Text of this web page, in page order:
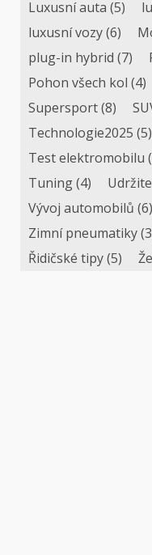
Luxusní auta (5)
luxusní vozy(6)
plug-in hybrid (7)
Pohon všech kol (4)
Supersport(8)
Technologie2025 (5)
Test elektromobilu
Tuning(4)
Vývoj automobilů (6)
Zimní pneumatiky
Řidičské tipy(5)